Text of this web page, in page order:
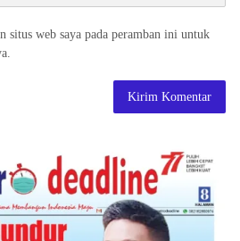
situs web saya pada peramban ini untuk